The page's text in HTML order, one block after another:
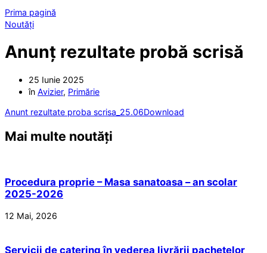
Prima pagină
Noutăți
Anunț rezultate probă scrisă
25 Iunie 2025
în Avizier, Primărie
Anunt rezultate proba scrisa_25.06Download
Mai multe noutăți
Procedura proprie – Masa sanatoasa – an scolar
2025-2026
12 Mai, 2026
Servicii de catering în vederea livrării pachetelor